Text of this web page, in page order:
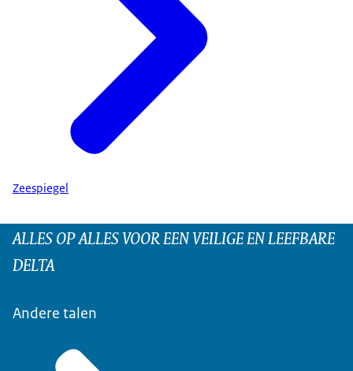
Zeespiegel
ALLES OP ALLES VOOR EEN VEILIGE EN LEEFBARE
DELTA
Andere talen